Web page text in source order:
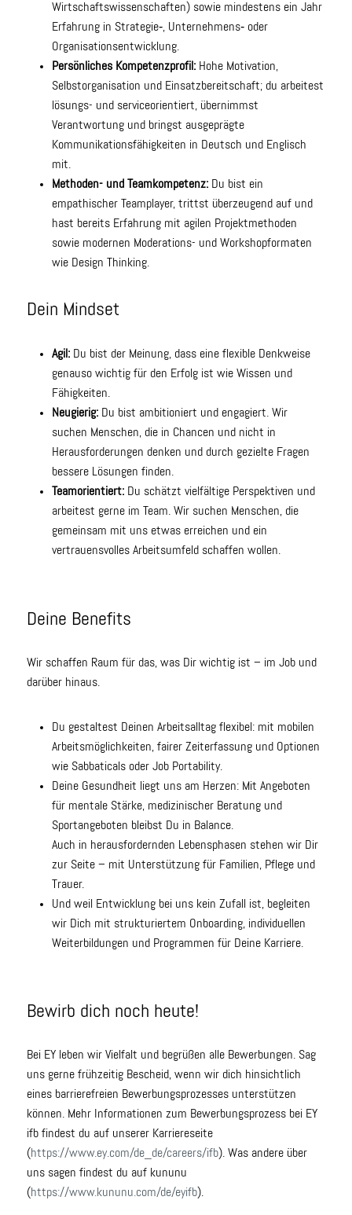
Wirtschaftswissenschaften) sowie mindestens ein Jahr
Erfahrung in Strategie‑, Unternehmens‑ oder
Organisationsentwicklung.
Persönliches Kompetenzprofil: Hohe Motivation,
Selbstorganisation und Einsatzbereitschaft; du arbeitest
lösungs- und serviceorientiert, übernimmst
Verantwortung und bringst ausgeprägte
Kommunikationsfähigkeiten in Deutsch und Englisch
mit.
Methoden- und Teamkompetenz: Du bist ein
empathischer Teamplayer, trittst überzeugend auf und
hast bereits Erfahrung mit agilen Projektmethoden
sowie modernen Moderations- und Workshopformaten
wie Design Thinking.
Dein Mindset
Agil: Du bist der Meinung, dass eine flexible Denkweise
genauso wichtig für den Erfolg ist wie Wissen und
Fähigkeiten.
Neugierig: Du bist ambitioniert und engagiert. Wir
suchen Menschen, die in Chancen und nicht in
Herausforderungen denken und durch gezielte Fragen
bessere Lösungen finden.
Teamorientiert: Du schätzt vielfältige Perspektiven und
arbeitest gerne im Team. Wir suchen Menschen, die
gemeinsam mit uns etwas erreichen und ein
vertrauensvolles Arbeitsumfeld schaffen wollen.
Deine Benefits
Wir schaffen Raum für das, was Dir wichtig ist – im Job und
darüber hinaus.
Du gestaltest Deinen Arbeitsalltag flexibel: mit mobilen
Arbeitsmöglichkeiten, fairer Zeiterfassung und Optionen
wie Sabbaticals oder Job Portability.
Deine Gesundheit liegt uns am Herzen: Mit Angeboten
für mentale Stärke, medizinischer Beratung und
Sportangeboten bleibst Du in Balance.
Auch in herausfordernden Lebensphasen stehen wir Dir
zur Seite – mit Unterstützung für Familien, Pflege und
Trauer.
Und weil Entwicklung bei uns kein Zufall ist, begleiten
wir Dich mit strukturiertem Onboarding, individuellen
Weiterbildungen und Programmen für Deine Karriere.
Bewirb dich noch heute!
Bei EY leben wir Vielfalt und begrüßen alle Bewerbungen. Sag
uns gerne frühzeitig Bescheid, wenn wir dich hinsichtlich
eines barrierefreien Bewerbungsprozesses unterstützen
können. Mehr Informationen zum Bewerbungsprozess bei EY
ifb findest du auf unserer Karriereseite
(https://www.ey.com/de_de/careers/ifb). Was andere über
uns sagen findest du auf kununu
(https://www.kununu.com/de/eyifb).